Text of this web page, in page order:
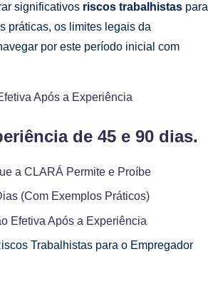
significativos riscos trabalhistas para
práticas, os limites legais da
por este período inicial com
Após a Experiência
de 45 e 90 dias.
a CLARÁ Permite e Proíbe
(Com Exemplos Práticos)
Efetiva Após a Experiência
Trabalhistas para o Empregador